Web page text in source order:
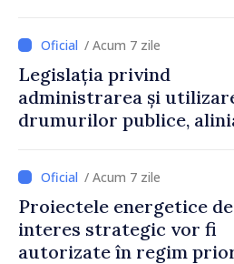
/ Acum 7 zile
Legislația privind
administrarea și
drumurilor publice,
/ Acum 7 zile
Proiectele energetice de
interes strategic vor fi
autorizate în regim